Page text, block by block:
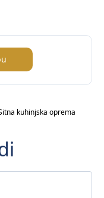
kuhinjska oprema